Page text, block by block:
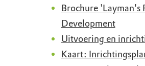
Brochure 'Layman's
Development
Uitvoering en
Kaart: